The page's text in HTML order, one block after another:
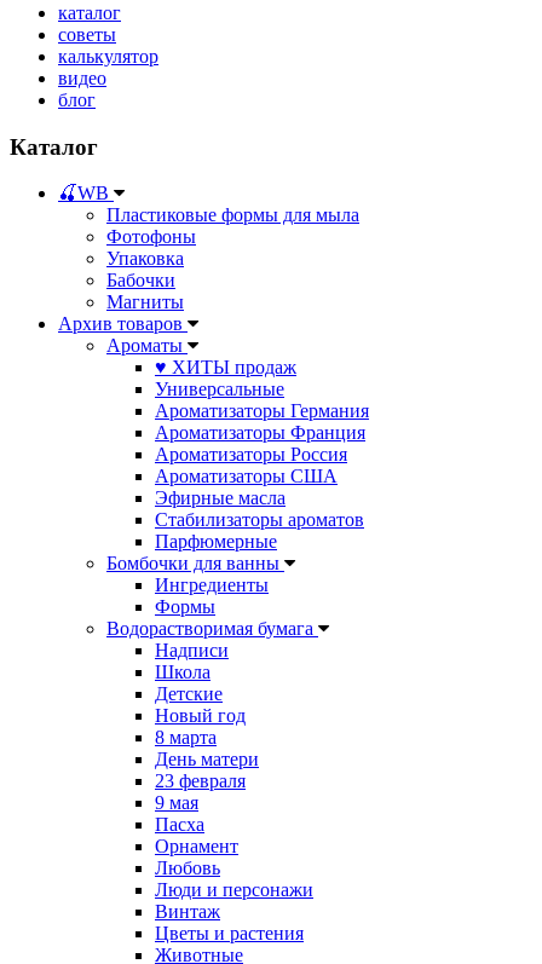
каталог
советы
калькулятор
видео
блог
Каталог
🍒WB
Пластиковые формы для мыла
Фотофоны
Упаковка
Бабочки
Магниты
Архив товаров
Ароматы
♥ ХИТЫ продаж
Универсальные
Ароматизаторы Германия
Ароматизаторы Франция
Ароматизаторы Россия
Ароматизаторы США
Эфирные масла
Стабилизаторы ароматов
Парфюмерные
Бомбочки для ванны
Ингредиенты
Формы
Водорастворимая бумага
Надписи
Школа
Детские
Новый год
8 марта
День матери
23 февраля
9 мая
Пасха
Орнамент
Любовь
Люди и персонажи
Винтаж
Цветы и растения
Животные